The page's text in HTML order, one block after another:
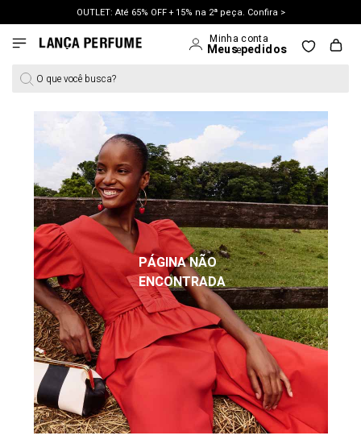
OUTLET: Até 65% OFF + 15% na 2ª peça. Confira >
LANÇAMENTO PRIMAVERA 27. Clique e aproveite.
O que você busca?
PÁGINA NÃO
ENCONTRADA